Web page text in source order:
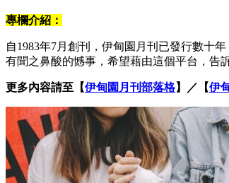
專欄介紹：
自1983年7月創刊，伊甸園月刊已發行數十
有聞之鼻酸的憾事，希望藉由這個平台，告
更多內容請至【伊甸園月刊部落格】／【伊